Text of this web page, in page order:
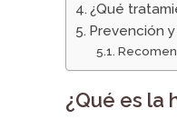
¿Qué
Prevención
¿Qué es la